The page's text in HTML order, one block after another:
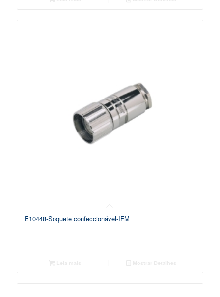
E10448-Soquete confeccionável-IFM